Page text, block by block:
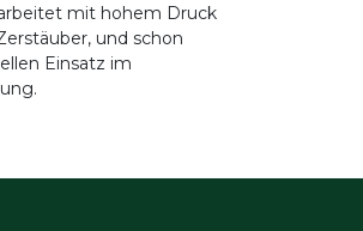
mit hohem Druck
und schon
Einsatz im